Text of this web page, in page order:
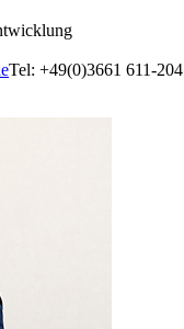
Tel: +49(0)3661 611-204